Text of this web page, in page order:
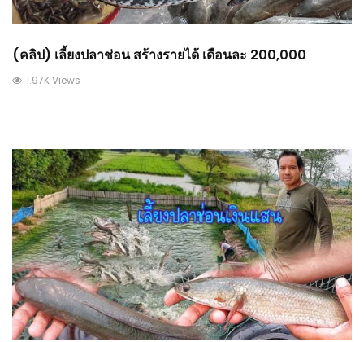
(คลิป) เลี้ยงปลาช่อน สร้างรายได้ เดือนละ 200,000
1.97K Views